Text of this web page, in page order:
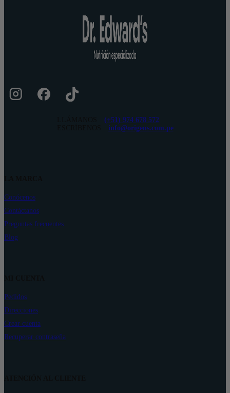
(+51) 974 678 572
info@origens.com.pe
Conócenos
Contáctanos
Preguntas frecuentes
Blog
Pedidos
Direcciones
Crear cuenta
Recuperar contraseña